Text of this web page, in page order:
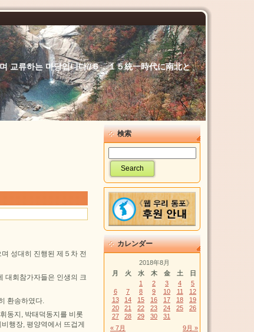
교류하는 마당입니다//６．１５統一時代に南北と
성대히 진행된 제５차 전
대회참가자들은 인생의 크
환송하였다.
동지, 박태덕동지를 비롯
행장, 평양역에서 뜨겁게
検索
カレンダー
2018年8月
月
火 水 木 金 土 日
« 7月 9月 »
1 2 3 4
5
6
7 8 9 10 11
12
13
14 15 16 17 18
19
20
21 22 23 24 25
26
27
28 29 30 31